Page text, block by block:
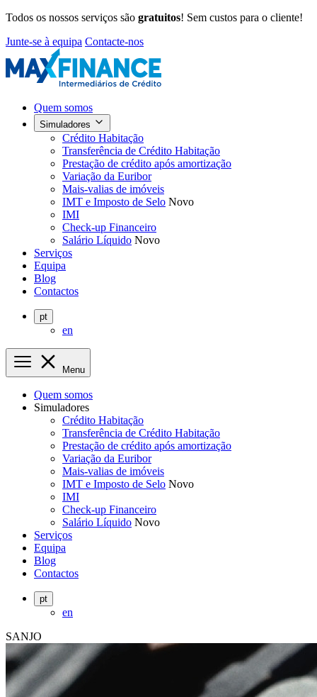
Todos os nossos serviços são gratuitos! Sem custos para o cliente!
Junte-se à equipa Contacte-nos
Quem somos
Simuladores
Crédito Habitação
Transferência de Crédito Habitação
Prestação de crédito após amortização
Variação da Euribor
Mais-valias de imóveis
IMT e Imposto de Selo Novo
IMI
Check-up Financeiro
Salário Líquido Novo
Serviços
Equipa
Blog
Contactos
pt
en
Menu
Quem somos
Simuladores
Crédito Habitação
Transferência de Crédito Habitação
Prestação de crédito após amortização
Variação da Euribor
Mais-valias de imóveis
IMT e Imposto de Selo Novo
IMI
Check-up Financeiro
Salário Líquido Novo
Serviços
Equipa
Blog
Contactos
pt
en
SANJO